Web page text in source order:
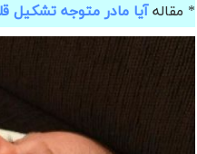
* مقالهآیا مادر متوجه